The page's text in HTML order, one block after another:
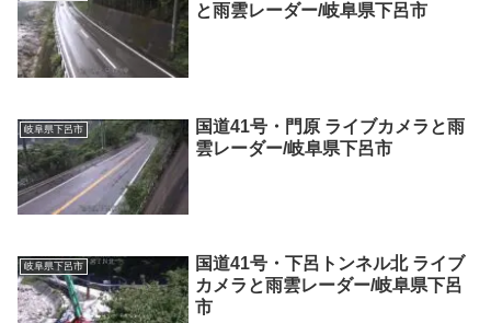
と雨雲レーダー/岐阜県下呂市
岐阜県下呂市
国道41号・門原 ライブカメラと雨
雲レーダー/岐阜県下呂市
岐阜県下呂市
国道41号・下呂トンネル北 ライブ
カメラと雨雲レーダー/岐阜県下呂
市